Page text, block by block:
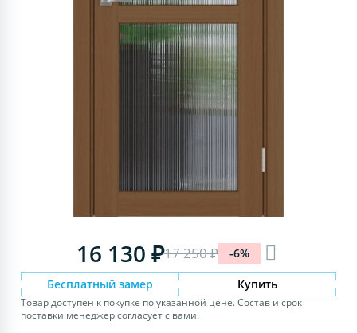
16 130 ₽17 250 ₽ -6%
Бесплатный замер Купить
Товар доступен к покупке по указанной цене. Состав и срок
поставки менеджер согласует с вами.